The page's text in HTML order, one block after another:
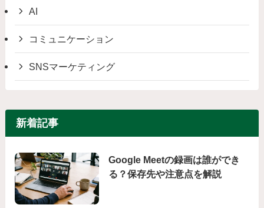
AI
コミュニケーション
SNSマーケティング
新着記事
Google Meetの録画は誰ができ
る？保存先や注意点を解説